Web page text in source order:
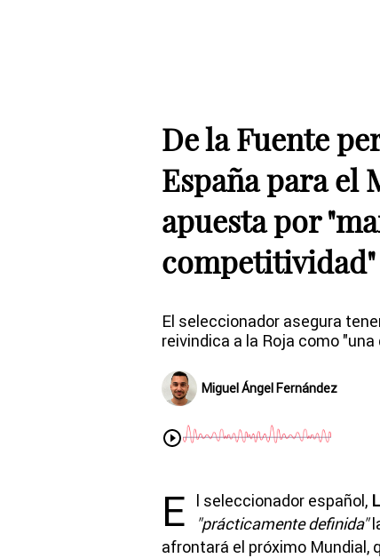
De la Fuente
España para el
apuesta por
competitividad"
El seleccionador asegura
reivindica a la Roja como
Miguel Ángel Fernández
E l seleccionador español,
"prácticamente definida"
afrontará el próximo Mundial,